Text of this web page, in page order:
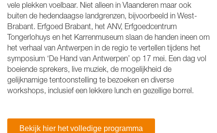
vele plekken voelbaar. Niet alleen in Vlaanderen maar ook
buiten de hedendaagse landgrenzen, bijvoorbeeld in West-
Brabant. Erfgoed Brabant, het ANV, Erfgoedcentrum
Tongerlohuys en het Karrenmuseum slaan de handen ineen om
het verhaal van Antwerpen in de regio te vertellen tijdens het
symposium ‘De Hand van Antwerpen’ op 17 mei. Een dag vol
boeiende sprekers, live muziek, de mogelijkheid de
gelijknamige tentoonstelling te bezoeken en diverse
workshops, inclusief een lekkere lunch en gezellige borrel.
Bekijk hier het volledige programma